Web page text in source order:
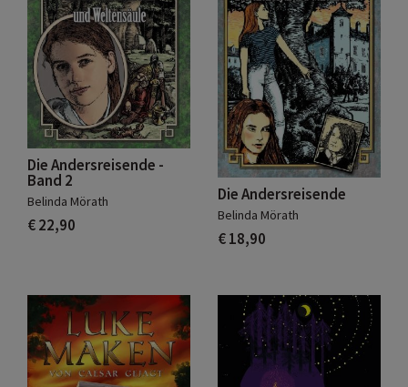
Die Andersreisende -
Band 2
Belinda Mörath
€ 22,90
Die Andersreisende
Belinda Mörath
€ 18,90